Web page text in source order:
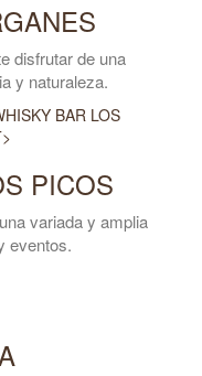
disfrutar de una
y naturaleza.
PICOS
variada y amplia
eventos.